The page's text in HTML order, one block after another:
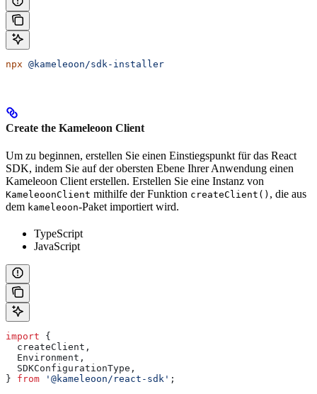
npx @kameleoon/sdk-installer
Create the Kameleoon Client
Um zu beginnen, erstellen Sie einen Einstiegspunkt für das React
SDK, indem Sie auf der obersten Ebene Ihrer Anwendung einen
Kameleoon Client erstellen. Erstellen Sie eine Instanz von
KameleoonClient mithilfe der Funktion createClient() , die aus
dem kameleoon-Paket importiert wird.
TypeScript
JavaScript
import {
  createClient
,
  Environment
,
  SDKConfigurationType
,
} from '@kameleoon/react-sdk' ;